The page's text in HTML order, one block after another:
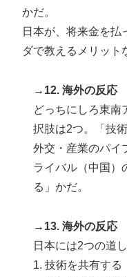
かだ。
日本が、将来金を払
ダで教えるメリット
→12. 海外の反応
どっちにしろ東南
択肢は2つ。「技
外交・産業のパイ
ライバル（中国）
る」かだ。
→13. 海外の反応
日本には2つの道
1. 技術を共有する